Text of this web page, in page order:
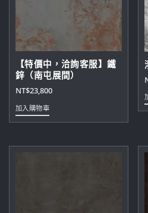
【特價中，洽詢客服】鐵
鋅（南屯展間）
NT$23,800
加入購物車